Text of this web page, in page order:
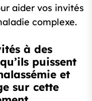
aider vos invités
complexe.
à des
puissent
et
sur cette